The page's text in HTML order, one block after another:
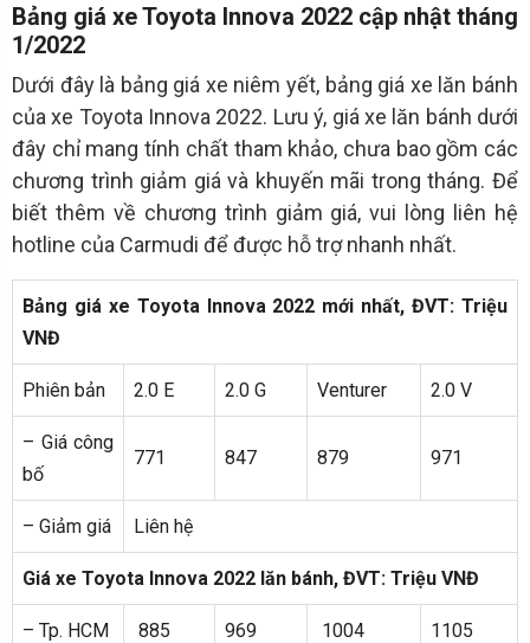
Bảng giá xe Toyota Innova 2022 cập nhật tháng
1/2022
Dưới đây là bảng giá xe niêm yết, bảng giá xe lăn bánh
của xe Toyota Innova 2022. Lưu ý, giá xe lăn bánh dưới
đây chỉ mang tính chất tham khảo, chưa bao gồm các
chương trình giảm giá và khuyến mãi trong tháng. Để
biết thêm về chương trình giảm giá, vui lòng liên hệ
hotline của Carmudi để được hỗ trợ nhanh nhất.
Bảng giá xe Toyota Innova 2022 mới nhất, ĐVT: Triệu
VNĐ
Phiên bản 2.0 E 2.0 G Venturer 2.0 V
– Giá công
bố
771 847 879 971
– Giảm giá Liên hệ
Giá xe Toyota Innova 2022 lăn bánh, ĐVT: Triệu VNĐ
– Tp. HCM 885 969 1004 1105